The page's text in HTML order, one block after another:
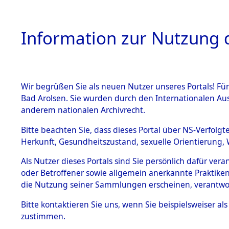
HOME
BESTÄNDE
Inhaftierungsdoku
mente
5. Verschiedenes
Todesmärsche
5.3.1 Alliierte
vorm
Leichen
Information zur Nutzung
Wir begrüßen Sie als neuen Nutzer unseres Portals!
Bad Arolsen. Sie wurden durch den Internationalen
anderem nationalen Archivrecht.
Bitte beachten Sie, dass dieses Portal über NS-
Herkunft, Gesundheitszustand, sexuelle
Als Nutzer dieses Portals sind Sie persönlich dafür
oder Betroffener sowie allgemein anerkannte
die Nutzung seiner Sammlungen erscheinen,
Bitte kontaktieren Sie uns, wenn Sie beispielsweiser
zustimmen.